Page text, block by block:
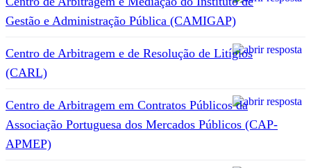
Gestão e Administração Pública (CAMIGAP)
Centro de Arbitragem e de Resolução de Litígios
(CARL)
Centro de Arbitragem em Contratos Públicos da
Associação Portuguesa dos Mercados Públicos (CAP-
APMEP)